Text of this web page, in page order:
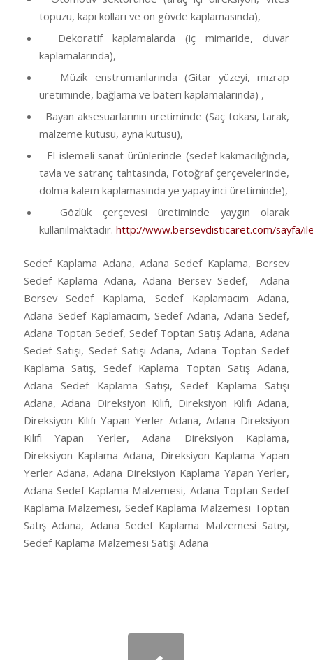
topuzu, kapı kolları ve on gövde kaplamasında),
Dekoratif kaplamalarda (iç mimaride, duvar
kaplamalarında),
Müzik enstrümanlarında (Gitar yüzeyi, mızrap
üretiminde, bağlama ve bateri kaplamalarında) ,
Bayan aksesuarlarının üretiminde (Saç tokası, tarak,
malzeme kutusu, ayna kutusu),
El islemeli sanat ürünlerinde (sedef kakmacılığında,
tavla ve satranç tahtasında, Fotoğraf çerçevelerinde,
dolma kalem kaplamasında ye yapay inci üretiminde),
Gözlük çerçevesi üretiminde yaygın olarak
kullanılmaktadır. http://www.bersevdisticaret.com/sayfa/
Sedef Kaplama Adana, Adana Sedef Kaplama, Bersev
Sedef Kaplama Adana, Adana Bersev Sedef, Adana
Bersev Sedef Kaplama, Sedef Kaplamacım Adana,
Adana Sedef Kaplamacım, Sedef Adana, Adana Sedef,
Adana Toptan Sedef, Sedef Toptan Satış Adana, Adana
Sedef Satışı, Sedef Satışı Adana, Adana Toptan Sedef
Kaplama Satış, Sedef Kaplama Toptan Satış Adana,
Adana Sedef Kaplama Satışı, Sedef Kaplama Satışı
Adana, Adana Direksiyon Kılıfı, Direksiyon Kılıfı Adana,
Direksiyon Kılıfı Yapan Yerler Adana, Adana Direksiyon
Kılıfı Yapan Yerler, Adana Direksiyon Kaplama,
Direksiyon Kaplama Adana, Direksiyon Kaplama Yapan
Yerler Adana, Adana Direksiyon Kaplama Yapan Yerler,
Adana Sedef Kaplama Malzemesi, Adana Toptan Sedef
Kaplama Malzemesi, Sedef Kaplama Malzemesi Toptan
Satış Adana, Adana Sedef Kaplama Malzemesi Satışı,
Sedef Kaplama Malzemesi Satışı Adana